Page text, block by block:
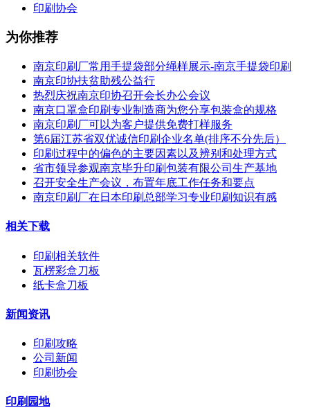
印刷协会
为你推荐
南京印刷厂常用手提袋部分绳样展示-南京手提袋印刷
南京印协扶贫助残公益行
热烈庆祝南京印协召开会长办公会议
南京口罩盒印刷专业制造商为您分享包装盒的规格
南京印刷厂可以为客户提供免费打样服务
第6届江苏省双优诚信印刷企业名单(排序不分先后）
印刷过程中的偏色的主要因素以及辨别和处理方式
省市领导参观南京毕升印刷包装有限公司生产基地
召开安全生产会议，布置年底工作任务和要点
南京印刷厂在日本印刷总部学习专业印刷知识有感
相关下载
印刷相关软件
瓦楞彩盒刀板
纸卡盒刀板
新闻资讯
印刷攻略
公司新闻
印刷协会
印刷园地